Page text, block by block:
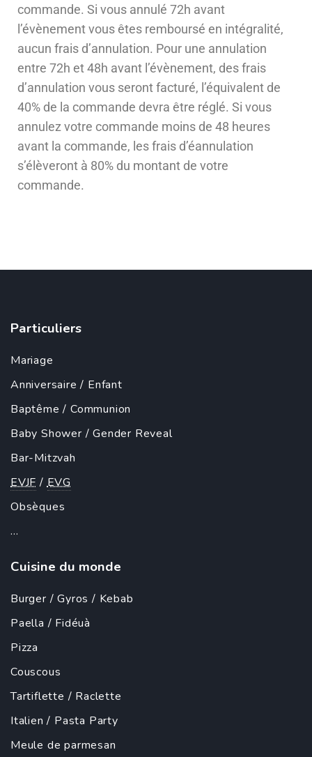
commande. Si vous annulé 72h avant
l’évènement vous êtes remboursé en intégralité,
aucun frais d’annulation. Pour une annulation
entre 72h et 48h avant l’évènement, des frais
d’annulation vous seront facturé, l’équivalent de
40% de la commande devra être réglé. Si vous
annulez votre commande moins de 48 heures
avant la commande, les frais d’éannulation
s’élèveront à 80% du montant de votre
commande.
Particuliers
Mariage
Anniversaire / Enfant
Baptême /Communion
Baby Shower /Gender Reveal
Bar-Mitzvah
EVJF /EVG
Obsèques
...
Cuisine du monde
Burger /Gyros / Kebab
Paella / Fidéuà
Pizza
Couscous
Tartiflette / Raclette
Italien / Pasta Party
Meule de parmesan